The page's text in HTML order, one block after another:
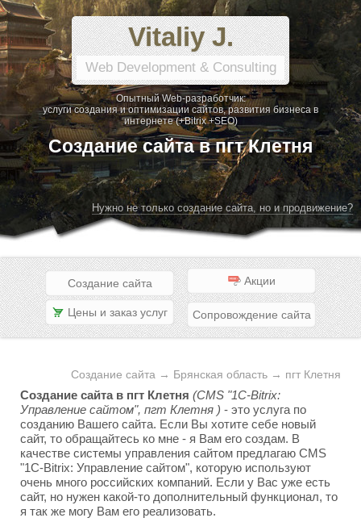
Vitaliy J.
Web Development & Consulting
Опытный Web-разработчик:
услуги создания и оптимизации сайтов, развития бизнеса в
интернете (+Bitrix +SEO)
Создание сайта в пгт Клетня
Нужно не только создание сайта, но и продвижение?
Создание сайта Акции
Цены и заказ услуг Сопровождение сайта
Создание сайта → Брянская область → пгт Клетня
Создание сайта в пгт Клетня (CMS "1C-Bitrix:
Управление сайтом", пгт Клетня ) - это услуга по
созданию Вашего сайта. Если Вы хотите себе новый
сайт, то обращайтесь ко мне - я Вам его создам. В
качестве системы управления сайтом предлагаю CMS
"1C-Bitrix: Управление сайтом", которую используют
очень много российских компаний. Если у Вас уже есть
сайт, но нужен какой-то дополнительный функционал, то
я так же могу Вам его реализовать.